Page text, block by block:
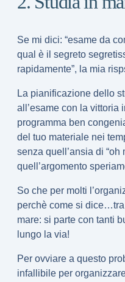
Se mi dici: “esame da
qual è il segreto
rapidamente”, la mia
La pianificazione dello
all’esame con la vittoria
programma ben
del tuo materiale nei
senza quell’ansia di
quell’argomento
So che per molti
perchè come si dice…tra
mare: si parte con tanti
lungo la via!
Per ovviare a questo
infallibile per